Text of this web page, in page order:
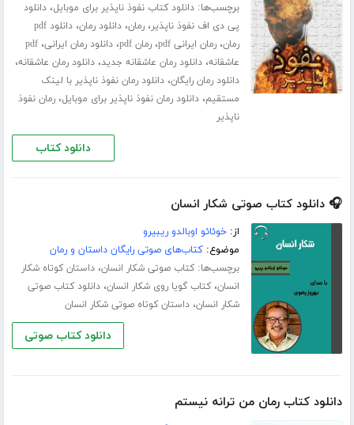
برچسب‌ها:دانلود کتاب نفوذ ناپذیر برای موبایل،دانلود
پی دی اف نفوذ ناپذیر،رمان،دانلود رمان،
دانلود pdf
رمان،رمان ایرانی pdf ،رمان pdf ،دانلود رمان ایرانی،pdf
عاشقانه،دانلود رمان عاشقانه جدید،دانلود رمان عاشقانه،
دانلود رمان رایگان،دانلود رمان نفوذ ناپذیر با لینک
مستقیم،دانلود رمان نفوذ ناپذیر برای موبایل،رمان نفوذ
ناپذیر
دانلود کتاب
🎧 دانلود کتاب صوتی شکار انسان
از:خوئائو اوبالدو ریبیرو
موضوع:کتاب‌های صوتی رایگان داستان و رمان
برچسب‌ها:کتاب صوتی شکار انسان،داستان کوتاه شکار
انسان،کتاب گویا روی شکار انسان،دانلود کتاب صوتی
شکار انسان،داستان کوتاه صوتی شکار انسان
دانلود کتاب صوتی
دانلود کتاب رمان من ترانه نیستم